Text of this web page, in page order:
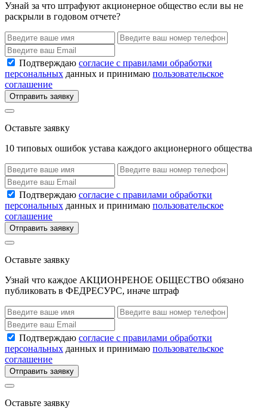
Узнай за что штрафуют акционерное общество если вы не
раскрыли в годовом отчете?
Подтверждаю согласие с правилами обработки
персональных данных и принимаю пользовательское
соглашение
Отправить заявку
Оставьте заявку
10 типовых ошибок устава каждого акционерного общества
Подтверждаю согласие с правилами обработки
персональных данных и принимаю пользовательское
соглашение
Отправить заявку
Оставьте заявку
Узнай что каждое АКЦИОНРЕНОЕ ОБЩЕСТВО обязано
публиковать в ФЕДРЕСУРС, иначе штраф
Подтверждаю согласие с правилами обработки
персональных данных и принимаю пользовательское
соглашение
Отправить заявку
Оставьте заявку